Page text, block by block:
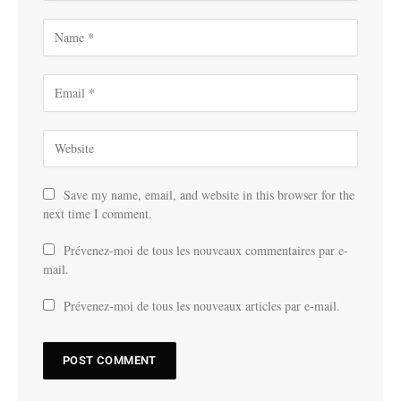
Save my name, email, and website in this browser for the
next time I comment.
Prévenez-moi de tous les nouveaux commentaires par e-
mail.
Prévenez-moi de tous les nouveaux articles par e-mail.